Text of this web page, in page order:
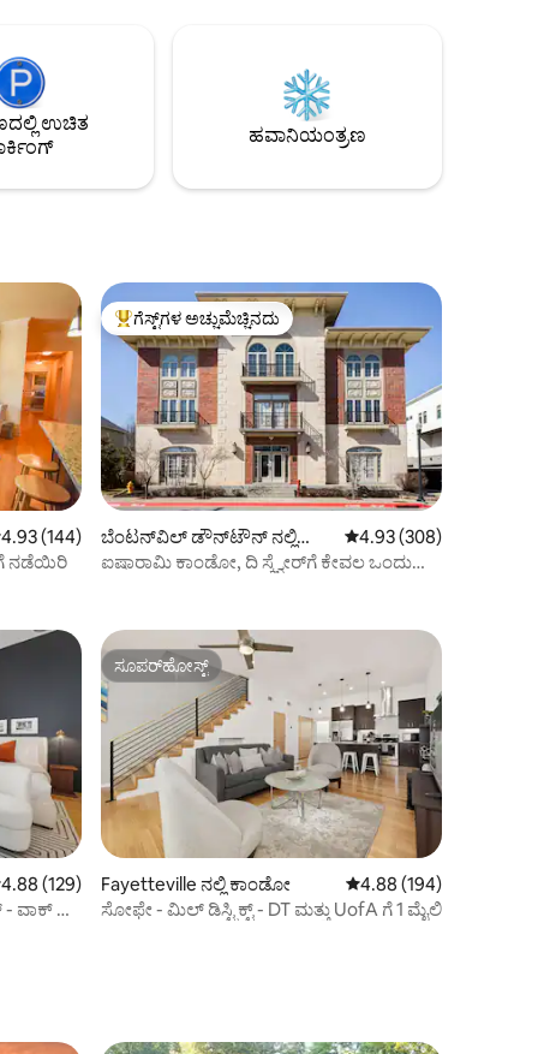
ರೆಸ್ಟೋರೆಂಟ್‌ಗಳು ಮತ್ತು ಆಕರ್ಷಣೆಗಳಿಗೆ ಹತ್ತಿರವಾಗಲು
ಬಯಸಿದರೆ, ಟ್ರೀಹೌಸ್ @ ವೈಟ್‌ಟೇಲ್ & ಪೈನ್‌ಗಿಂತ
ಹೆಚ್ಚಿನದನ್ನು ನೋಡಬೇಡಿ. ನೀವು ಬೇಲಿಯಲ್ಲಿದ್ದರೆ, ನಮ್ಮ
ವಿಮರ್ಶೆಗಳನ್ನು ಪರಿಶೀಲಿಸಿ!
ಉಚಿತ
ಹವಾನಿಯಂತ್ರಣ
4.93 ಸರಾಸರಿ ರೇಟಿಂಗ್, 144 ವಿಮರ್ಶೆಗಳು
4.93 (144)
ಗೆ ನಡೆಯಿರಿ
ಗೆಸ್ಟ್‌ಗಳಿಗೆ ಅತಿ ಹೆಚ್ಚು ಅಚ್ಚುಮೆಚ್ಚಿನದು
ಗೆಸ್ಟ್‌ಗಳ ಅಚ್ಚುಮೆಚ್ಚಿನದು
ಬೆಂಟನ್‌ವಿಲ್ ಡೌನ್‌ಟೌನ್ ನಲ್ಲಿ
ಕಾಂಡೋ
5 ರಲ್ಲಿ 4.93 ಸರಾಸರಿ
4.93 (308)
ಐಷಾರಾಮಿ ಕಾಂಡೋ, ದಿ ಸ್ಕ್ವೇರ್‌ಗೆ ಕೇವಲ ಒಂದು
4.88 ಸರಾಸರಿ ರೇಟಿಂಗ್, 129 ವಿಮರ್ಶೆಗಳು
4.88 (129)
ವಾಕ್ ಟು
ಸೂಪರ್‌ಹೋಸ್ಟ್
ಸೂಪರ್‌ಹೋಸ್ಟ್
Fayetteville ನಲ್ಲಿ ಕಾಂಡೋ 5 ರಲ್ಲಿ 4.88 ಸರಾಸರಿ
4.88 (194)
ಸೋಫೇ - ಮಿಲ್ ಡಿಸ್ಟ್ರಿಕ್ಟ್ - DT ಮತ್ತು UofA ಗೆ 1 ಮೈಲಿ